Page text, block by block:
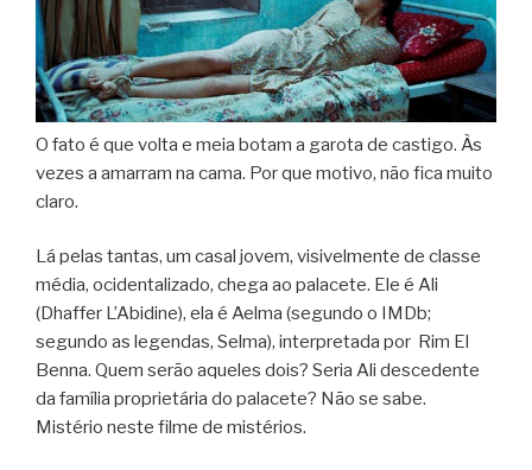
O fato é que volta e meia botam a garota de castigo. Às
vezes a amarram na cama. Por que motivo, não fica muito
claro.
Lá pelas tantas, um casal jovem, visivelmente de classe
média, ocidentalizado, chega ao palacete. Ele é Ali
(Dhaffer L’Abidine), ela é Aelma (segundo o IMDb;
segundo as legendas, Selma), interpretada por Rim El
Benna. Quem serão aqueles dois? Seria Ali descedente
da família proprietária do palacete? Não se sabe.
Mistério neste filme de mistérios.